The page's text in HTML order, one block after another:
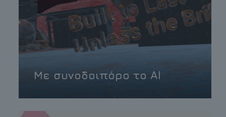
Με συνοδοιπόρο το AI